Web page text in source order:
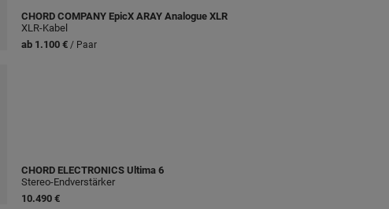
CHORD COMPANY EpicX ARAY Analogue XLR
XLR-Kabel
ab 1.100 € / Paar
CHORD ELECTRONICS Ultima 6
Stereo-Endverstärker
10.490 €